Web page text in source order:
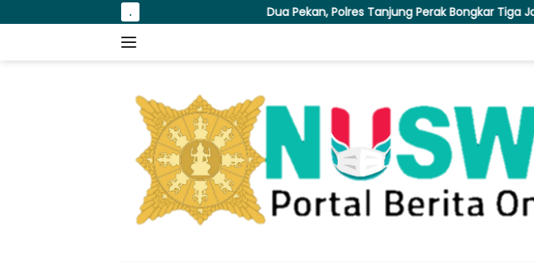
ke
.
Dua Pekan, Polres Tanjung Perak Bongkar Tiga Jaringan Narkoba, 22,76 Gram